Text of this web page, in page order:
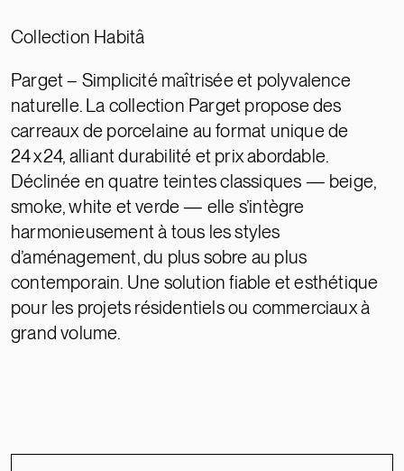
Collection Habitâ
Parget – Simplicité maîtrisée et polyvalence
naturelle. La collection Parget propose des
carreaux de porcelaine au format unique de
24 x 24, alliant durabilité et prix abordable.
Déclinée en quatre teintes classiques — beige,
smoke, white et verde — elle s’intègre
harmonieusement à tous les styles
d’aménagement, du plus sobre au plus
contemporain. Une solution fiable et esthétique
pour les projets résidentiels ou commerciaux à
grand volume.